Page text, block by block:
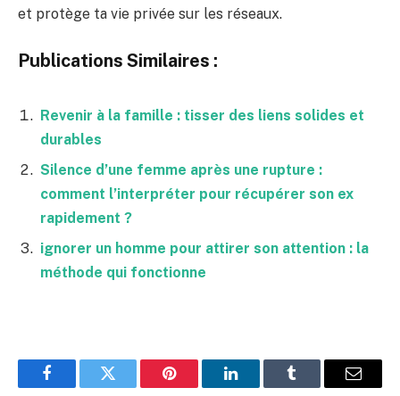
et protège ta vie privée sur les réseaux.
Publications Similaires :
Revenir à la famille : tisser des liens solides et
durables
Silence d’une femme après une rupture :
comment l’interpréter pour récupérer son ex
rapidement ?
ignorer un homme pour attirer son attention : la
méthode qui fonctionne
FacebookTwitter Pinterest LinkedInTumblr Email